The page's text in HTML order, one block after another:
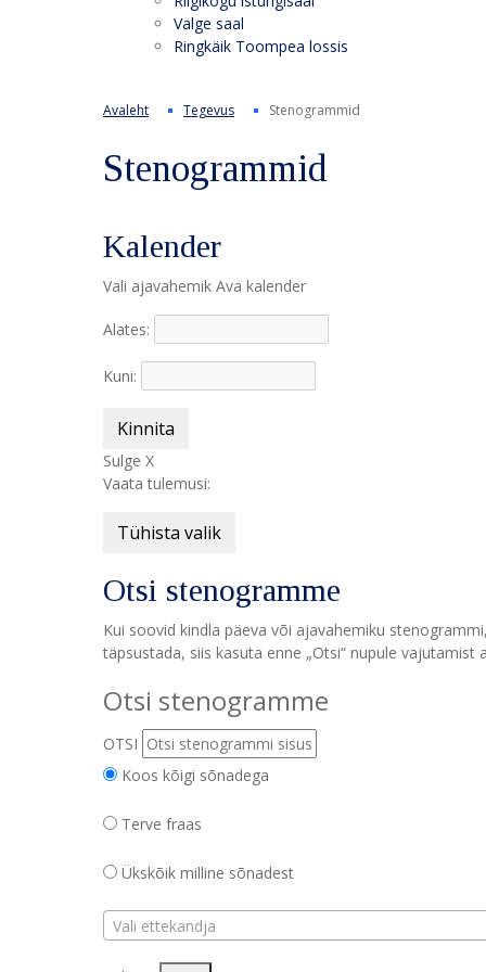
Valge saal
Ringkäik Toompea lossis
Avaleht Tegevus Stenogrammid
Stenogrammid
Kalender
Vali ajavahemik Ava kalender
Alates:
Kuni:
Kinnita
Sulge X
Vaata tulemusi:
Tühista valik
Otsi stenogramme
Kui soovid kindla päeva või ajavahemiku
täpsustada, siis kasuta enne „Otsi“ nupule
Otsi stenogramme
OTSI
Koos kõigi sõnadega
Terve fraas
Ükskõik milline sõnadest
Vali ettekandja